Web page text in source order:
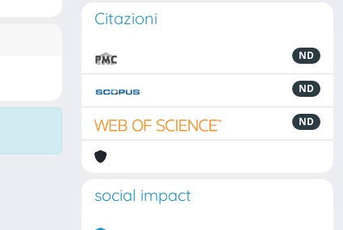
Citazioni
ND
ND
ND
social impact